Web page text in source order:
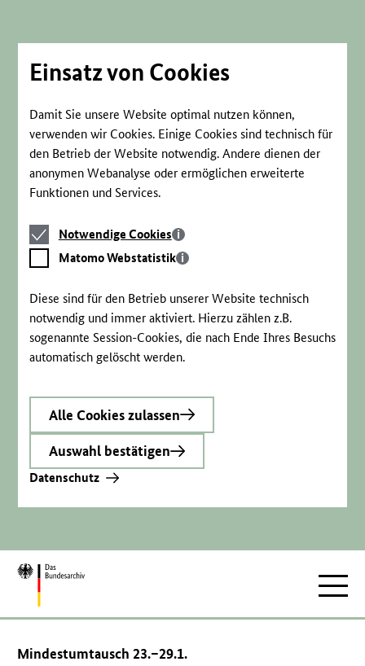
Einsatz von Cookies
Damit Sie unsere Website optimal nutzen können,
verwenden wir Cookies. Einige Cookies sind technisch für
den Betrieb der Website notwendig. Andere dienen der
anonymen Webanalyse oder ermöglichen erweiterte
Funktionen und Services.
Notwendige
Cookies
Notwendige Cookies
Matomo
Webstatistik
Matomo Webstatistik
Diese sind für den Betrieb unserer Website technisch
notwendig und immer aktiviert. Hierzu zählen z.B.
sogenannte Session-Cookies, die nach Ende Ihres Besuchs
automatisch gelöscht werden.
Alle Cookies zulassen
Auswahl bestätigen
Datenschutz
Zur
Mindestumtausch 23.–29.1.